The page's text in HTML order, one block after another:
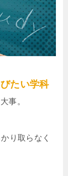
たい学科
事。
り取らなく